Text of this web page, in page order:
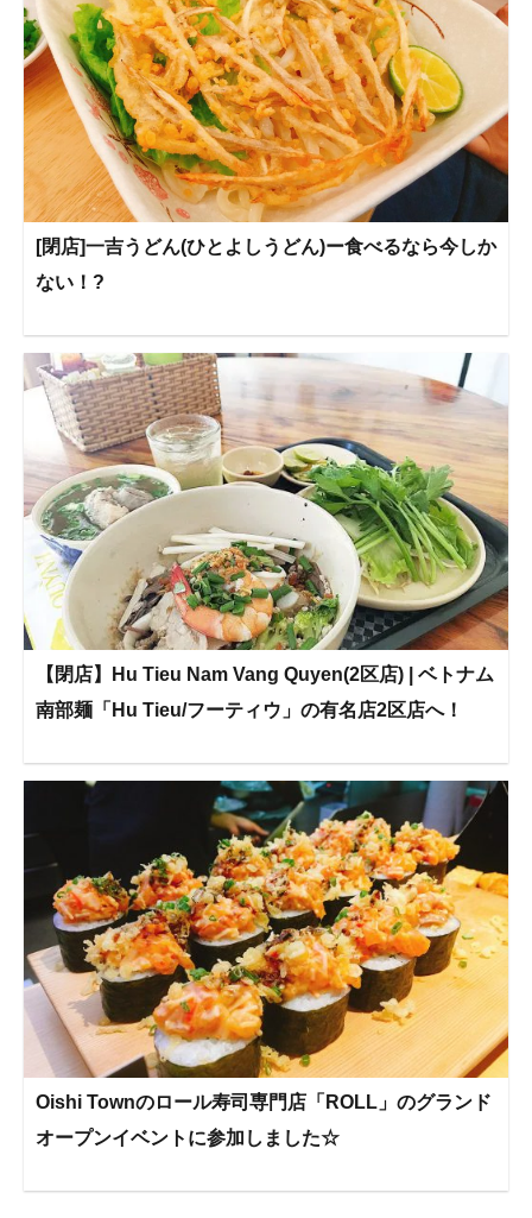
[閉店]一吉うどん(ひとよしうどん)ー食べるなら今しか
ない！?
【閉店】Hu Tieu Nam Vang Quyen(2区店) | ベトナム
南部麺「Hu Tieu/フーティウ」の有名店2区店へ！
Oishi Townのロール寿司専門店「ROLL」のグランド
オープンイベントに参加しました☆